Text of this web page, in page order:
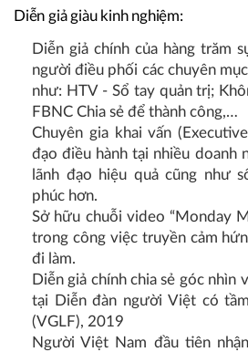
Diễn giả giàu kinh nghiệm​:
Diễn giả chính của hàng trăm
người điều phối các chuyên
như: HTV - Sổ tay quản trị;
FBNC Chia sẻ để thành công,…​
Chuyên gia khai vấn
đạo điều hành tại nhiều doanh
lãnh đạo hiệu quả cũng như
phúc hơn.​
Sở hữu chuỗi video “Monday
trong công việc truyền cảm
đi làm.​
Diễn giả chính chia sẻ góc nhìn
tại Diễn đàn người Việt có
(VGLF), 2019​
Người Việt Nam đầu tiên